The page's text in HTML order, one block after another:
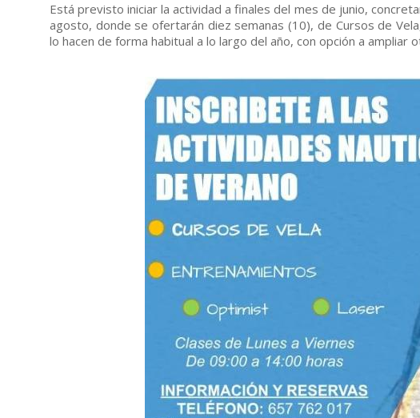
Está previsto iniciar la actividad a finales del mes de junio,
agosto, donde se ofertarán diez semanas (10), de Cursos de
lo hacen de forma habitual a lo largo del año, con opción a